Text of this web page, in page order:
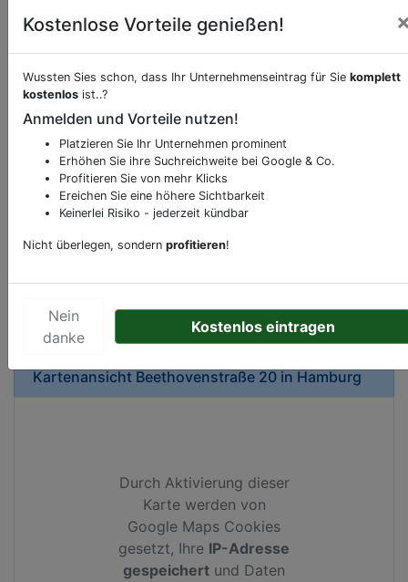
Beschreibung & Services von
Sie möchten eine Beschreibung, Dienstleistung
oder andere relevante Informationen hinzufügen?
Klicken Sie bittehierum uns zu kontaktieren.
Gerne erweitern wir Ihren Firmeneintrag um
Sonderangebote odere besondere Services, die
Ihren Wettbewerbern abheben.
Kartenansicht Beethovenstraße 20 in Hamburg
Durch Aktivierung dieser
Karte werden von
Google Maps Cookies
gesetzt, Ihre IP-Adresse
gespeichert und Daten
Kostenlose Vorteile genießen!
Wussten Sies schon, dass Ihr Unternehmenseintrag für Sie komplett
kostenlos ist..?
Anmelden und Vorteile nutzen!
Platzieren Sie Ihr Unternehmen prominent
Erhöhen Sie ihre Suchreichweite bei Google & Co.
Profitieren Sie von mehr Klicks
Ereichen Sie eine höhere Sichtbarkeit
Keinerlei Risiko - jederzeit kündbar
Nicht überlegen, sondern profitieren!
Nein
danke
Kostenlos eintragen